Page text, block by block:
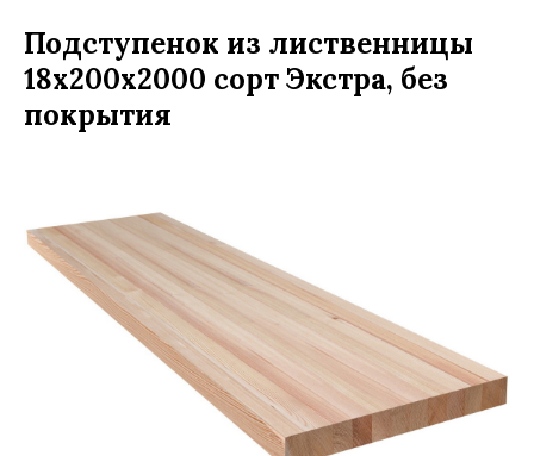
Подступенок из лиственницы
18x200x2000 сорт Экстра, без
покрытия